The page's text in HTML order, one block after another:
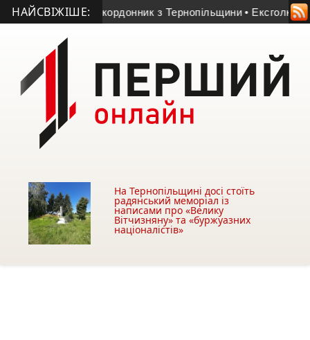
НАЙСВІЖІШЕ:
річний прикордонник з Тернопільщини • Ексголкіпер
На Тернопільщині досі стоїть
радянський меморіал із
написами про «Велику
Вітчизняну» та «буржуазних
націоналістів»